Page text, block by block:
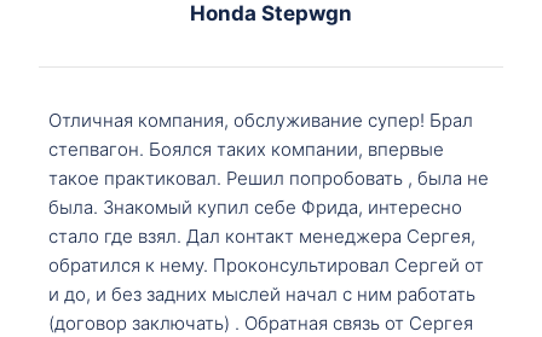
Honda Stepwgn
Отличная компания, обслуживание супер! Брал
степвагон. Боялся таких компании, впервые
такое практиковал. Решил попробовать , была не
была. Знакомый купил себе Фрида, интересно
стало где взял. Дал контакт менеджера Сергея,
обратился к нему. Проконсультировал Сергей от
и до, и без задних мыслей начал с ним работать
(договор заключать) . Обратная связь от Сергея